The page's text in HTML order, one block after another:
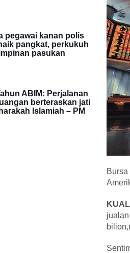
pegawai kanan polis
pangkat, perkukuh
pasukan
ABIM: Perjalanan
berteraskan jati
Islamiah – PM